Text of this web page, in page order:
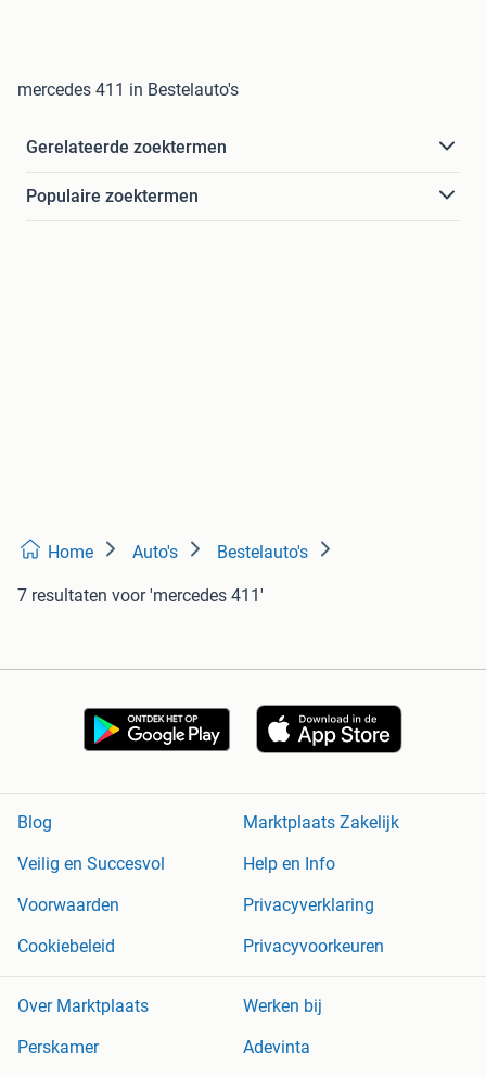
mercedes 411 in Bestelauto's
Gerelateerde zoektermen
Populaire zoektermen
Home Auto's Bestelauto's
7 resultaten voor 'mercedes 411'
Blog
Marktplaats Zakelijk
Veilig en Succesvol
Help en Info
Voorwaarden
Privacyverklaring
Cookiebeleid
Privacyvoorkeuren
Over Marktplaats
Werken bij
Perskamer
Adevinta